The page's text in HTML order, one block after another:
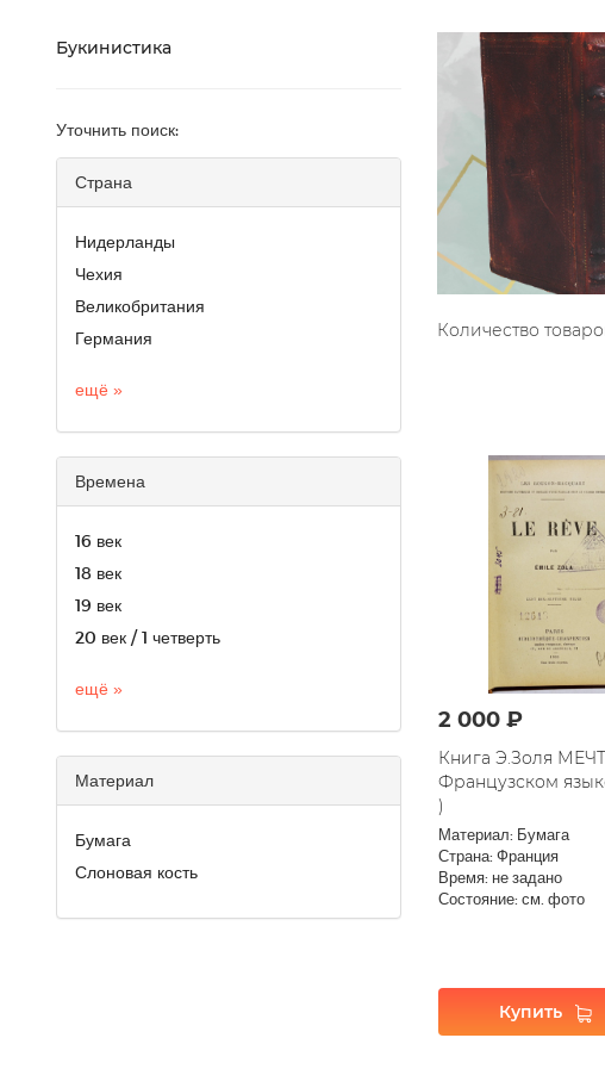
Букинистика
Уточнить поиск:
Страна
Нидерланды
Чехия
Великобритания
Германия
ещё »
Времена
16 век
18 век
19 век
20 век / 1 четверть
ещё »
Материал
Бумага
Слоновая кость
Количество
2 000 ₽
Книга Э.Золя
Французском
)
Материал: Бумага
Страна: Франция
Время: не задано
Состояние: см. фото
Купить